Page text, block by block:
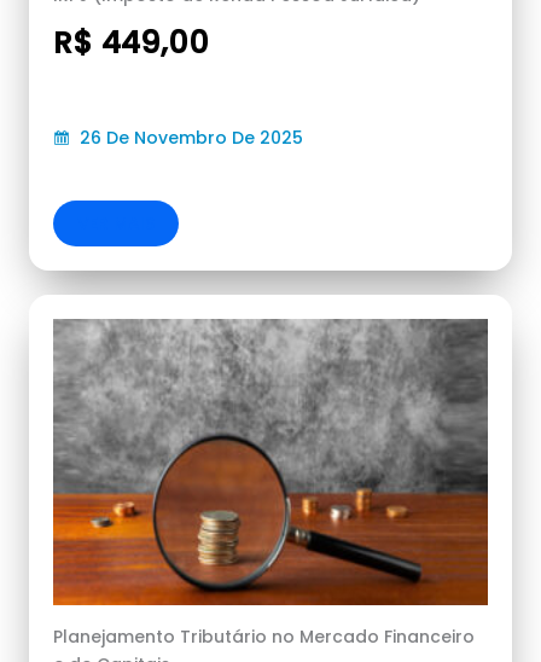
R$ 449,00
26 De Novembro De 2025
Planejamento Tributário no Mercado Financeiro